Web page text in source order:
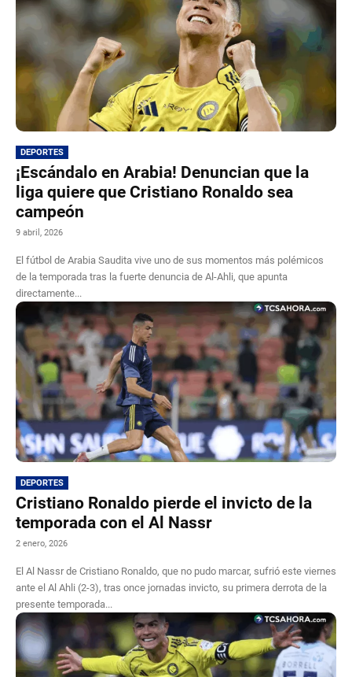
DEPORTES
¡Escándalo en Arabia! Denuncian que la
liga quiere que Cristiano Ronaldo sea
campeón
9 abril, 2026
El fútbol de Arabia Saudita vive uno de sus momentos más polémicos
de la temporada tras la fuerte denuncia de Al-Ahli, que apunta
directamente...
DEPORTES
Cristiano Ronaldo pierde el invicto de la
temporada con el Al Nassr
2 enero, 2026
El Al Nassr de Cristiano Ronaldo, que no pudo marcar, sufrió este viernes
ante el Al Ahli (2-3), tras once jornadas invicto, su primera derrota de la
presente temporada...